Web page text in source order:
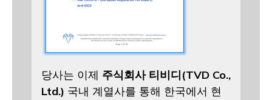
당사는 이제 주식회사 티비디(TVD Co.,
Ltd.) 국내 계열사를 통해 한국에서 현